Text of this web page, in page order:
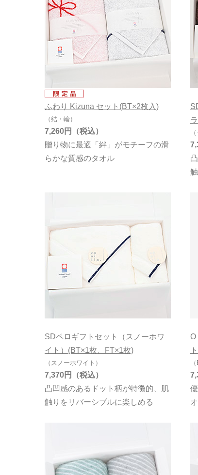
ワッフル
シャーリング
無撚糸
オーガニック
ふわり Kizuna セット(BT×2枚入)
（結・輪）
贈り物に最適「絆」がモチーフの滑
らかな質感のタオル
7,260円
SDペロギフトセット（スノーホワ
イト）(BT×1枚、FT×1枚)
（スノーホワイト）
凸凹感のあるドット柄が特徴的、肌
触りをリバーシブルに楽しめる
7,370円
O